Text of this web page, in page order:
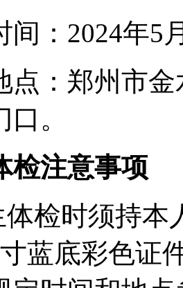
2024年5
郑州市金
。
注意事项
时须持本
蓝底彩色证